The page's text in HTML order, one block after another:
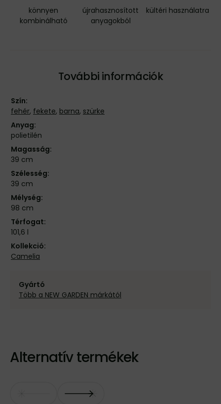
könnyen
kombinálható
újrahasznosított
anyagokból
kültéri használatra
További információk
Szín:
fehér, fekete, barna, szürke
Anyag:
polietilén
Magasság:
39 cm
Szélesség:
39 cm
Mélység:
98 cm
Térfogat:
101,6 l
Kollekció:
Camelia
Gyártó
Több a NEW GARDEN márkától
Alternatív termékek